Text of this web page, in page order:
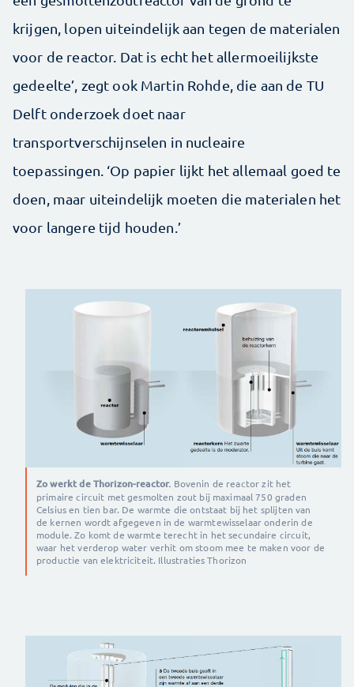
krijgen, lopen uiteindelijk aan tegen de materialen
voor de reactor. Dat is echt het allermoeilijkste
gedeelte’, zegt ook Martin Rohde, die aan de TU
Delft onderzoek doet naar
transportverschijnselen in nucleaire
toepassingen. ‘Op papier lijkt het allemaal goed te
doen, maar uiteindelijk moeten die materialen het
voor langere tijd houden.’
Zo werkt de Thorizon-reactor. Bovenin de reactor zit het
primaire circuit met gesmolten zout bij maximaal 750 graden
Celsius en tien bar. De warmte die ontstaat bij het splijten van
de kernen wordt afgegeven in de warmtewisselaar onderin de
module. Zo komt de warmte terecht in het secundaire circuit,
waar het verderop water verhit om stoom mee te maken voor de
productie van elektriciteit. Illustraties Thorizon